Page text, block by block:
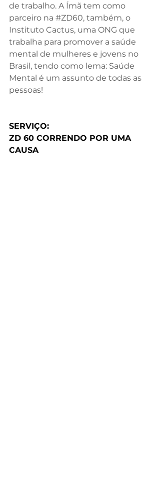
de trabalho. A Ímã tem como
parceiro na #ZD60, também, o
Instituto Cactus, uma ONG que
trabalha para promover a saúde
mental de mulheres e jovens no
Brasil, tendo como lema: Saúde
Mental é um assunto de todas as
pessoas!
SERVIÇO:
ZD 60 CORRENDO POR UMA
CAUSA